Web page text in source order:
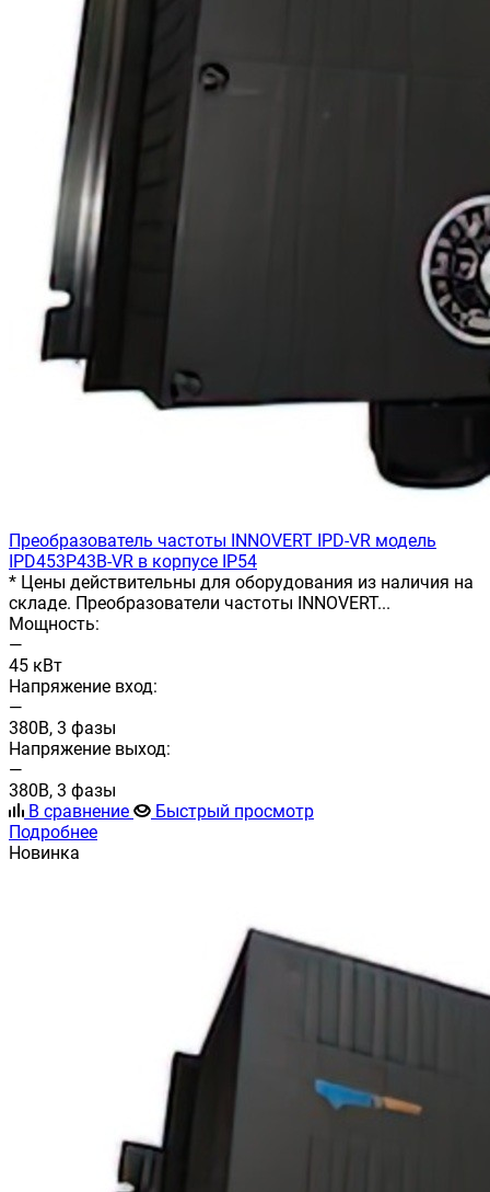
Преобразователь частоты INNOVERT IРD-VR модель
IPD453P43B-VR в корпусе IP54
* Цены действительны для оборудования из наличия на
складе. Преобразователи частоты INNOVERT...
Мощность:
—
45 кВт
Напряжение вход:
—
380В, 3 фазы
Напряжение выход:
—
380В, 3 фазы
В сравнение
Быстрый просмотр
Подробнее
Новинка